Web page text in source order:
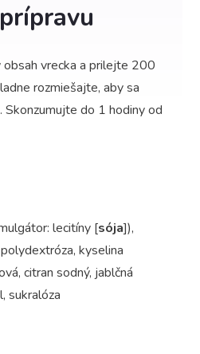
vrecka a prilejte 200
rozmiešajte, aby sa
do 1 hodiny od
lecitíny [sója]),
kyselina
citran sodný, jablčná
sukralóza